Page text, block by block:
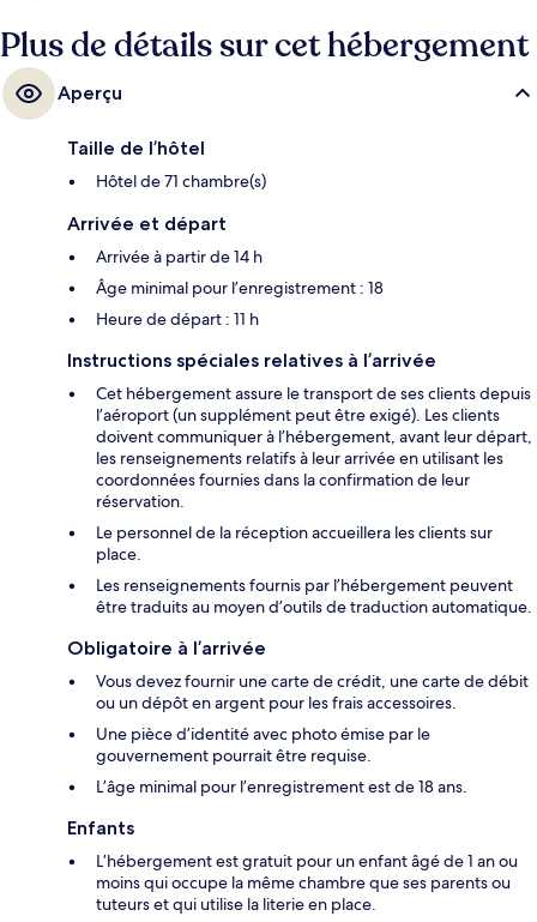
Plus de détails sur cet hébergement
Aperçu
Taille de l’hôtel
Hôtel de 71 chambre(s)
Arrivée et départ
Arrivée à partir de 14 h
Âge minimal pour l’enregistrement : 18
Heure de départ : 11 h
Instructions spéciales relatives à l’arrivée
Cet hébergement assure le transport de ses clients depuis
l’aéroport (un supplément peut être exigé). Les clients
doivent communiquer à l’hébergement, avant leur départ,
les renseignements relatifs à leur arrivée en utilisant les
coordonnées fournies dans la confirmation de leur
réservation.
Le personnel de la réception accueillera les clients sur
place.
Les renseignements fournis par l’hébergement peuvent
être traduits au moyen d’outils de traduction automatique.
Obligatoire à l’arrivée
Vous devez fournir une carte de crédit, une carte de débit
ou un dépôt en argent pour les frais accessoires.
Une pièce d’identité avec photo émise par le
gouvernement pourrait être requise.
L’âge minimal pour l’enregistrement est de 18 ans.
Enfants
L’hébergement est gratuit pour un enfant âgé de 1 an ou
moins qui occupe la même chambre que ses parents ou
tuteurs et qui utilise la literie en place.